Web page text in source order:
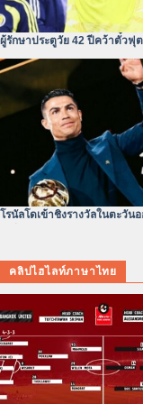
ผู้รักษาประตูวัย 42 ปีคว้าตั๋วฟุ
หัวใจไม่ยอมแพ้
โรนัลโดเข้าชิงรางวัลในตะวันอ
คลิปไฮไลท์ภาษาไทย